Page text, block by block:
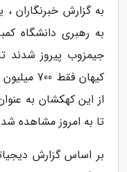
به گزارش خبرنگاران
به رهبری دانشگاه
جیمزوب پیروز شدند
کیهان
از این کهکشان به
تا به امروز مشاهده
بر اساس گزارش